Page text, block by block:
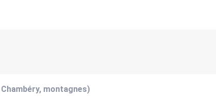
montagnes)